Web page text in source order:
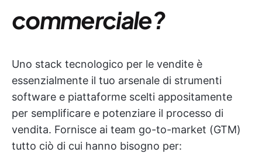
commerciale?
Uno stack tecnologico per le vendite è
essenzialmente il tuo arsenale di strumenti
software e piattaforme scelti appositamente
per semplificare e potenziare il processo di
vendita. Fornisce ai team go-to-market (GTM)
tutto ciò di cui hanno bisogno per: